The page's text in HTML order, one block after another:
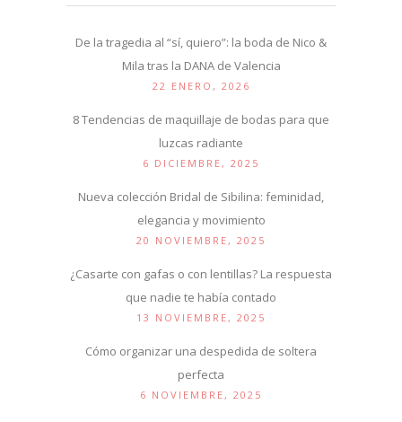
De la tragedia al “sí, quiero”: la boda de Nico &
Mila tras la DANA de Valencia
22 ENERO, 2026
8 Tendencias de maquillaje de bodas para que
luzcas radiante
6 DICIEMBRE, 2025
Nueva colección Bridal de Sibilina: feminidad,
elegancia y movimiento
20 NOVIEMBRE, 2025
¿Casarte con gafas o con lentillas? La respuesta
que nadie te había contado
13 NOVIEMBRE, 2025
Cómo organizar una despedida de soltera
perfecta
6 NOVIEMBRE, 2025